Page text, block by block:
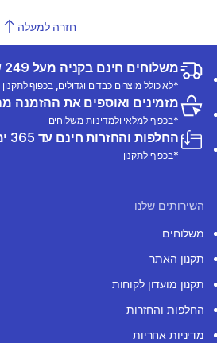
חזרה למעלה
משלוחים חינם בקניה מעל 249 ש"ח
*לא כולל מוצרים כבדים וגדולים, בכפוף לתקנון
מזמינים ואוספים את ההזמנה
*בכפוף למלאי ולמדיניות משלוחים
החלפות והחזרות חינם עד 365 ימים ממועד הרכישה
*בכפוף לתקנון
השירותים שלנו
משלוחים
תקנון האתר
תקנון מועדון לקוחות
החלפות והחזרות
מדיניות אחריות